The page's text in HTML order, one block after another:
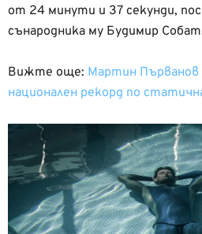
от 24 минути и 37 секунди,
сънародника му Будимир
Вижте още: Мартин Първанов
национален рекорд по